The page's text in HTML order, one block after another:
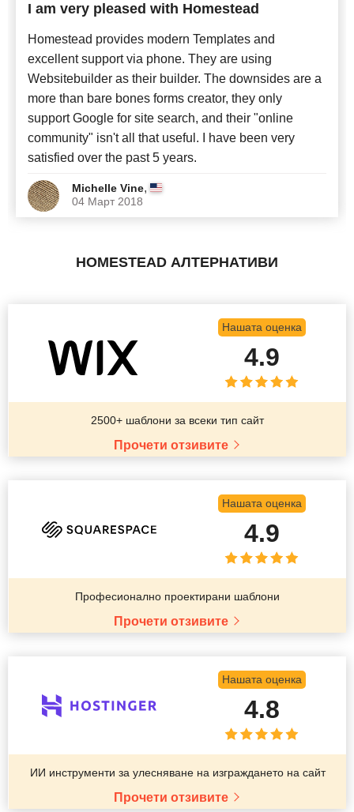
I am very pleased with Homestead
Homestead provides modern Templates and
excellent support via phone. They are using
Websitebuilder as their builder. The downsides are a
more than bare bones forms creator, they only
support Google for site search, and their "online
community" isn't all that useful. I have been very
satisfied over the past 5 years.
Michelle Vine,
04 Март 2018
HOMESTEAD АЛТЕРНАТИВИ
Нашата оценка
4.9
2500+ шаблони за всеки тип сайт
Прочети отзивите
Нашата оценка
4.9
Професионално проектирани шаблони
Прочети отзивите
Нашата оценка
4.8
ИИ инструменти за улесняване на изграждането на сайт
Прочети отзивите